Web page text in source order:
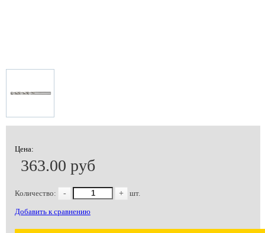
Цена:
363.00 руб
Количество: - + шт.
Добавить к сравнению